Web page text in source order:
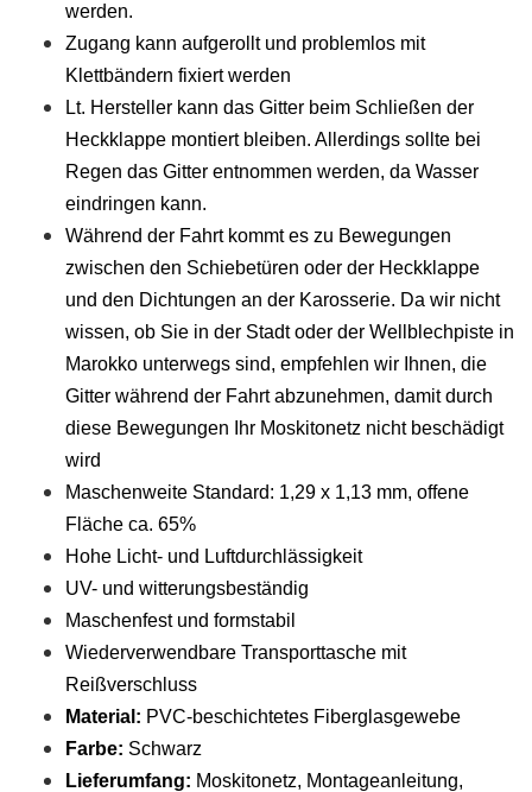
werden.
Zugang kann aufgerollt und problemlos mit
Klettbändern fixiert werden
Lt. Hersteller kann das Gitter beim Schließen der
Heckklappe montiert bleiben. Allerdings sollte bei
Regen das Gitter entnommen werden, da Wasser
eindringen kann.
Während der Fahrt kommt es zu Bewegungen
zwischen den Schiebetüren oder der Heckklappe
und den Dichtungen an der Karosserie. Da wir nicht
wissen, ob Sie in der Stadt oder der Wellblechpiste in
Marokko unterwegs sind, empfehlen wir Ihnen, die
Gitter während der Fahrt abzunehmen, damit durch
diese Bewegungen Ihr Moskitonetz nicht beschädigt
wird
Maschenweite Standard: 1,29 x 1,13 mm, offene
Fläche ca. 65%
Hohe Licht- und Luftdurchlässigkeit
UV- und witterungsbeständig
Maschenfest und formstabil
Wiederverwendbare Transporttasche mit
Reißverschluss
Material: PVC-beschichtetes Fiberglasgewebe
Farbe: Schwarz
Lieferumfang: Moskitonetz, Montageanleitung,